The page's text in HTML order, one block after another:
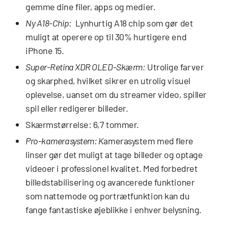
gemme dine filer, apps og medier.
Ny A18-Chip: Lynhurtig A18 chip som gør det
muligt at operere op til 30% hurtigere end
iPhone 15.
Super-Retina XDR OLED-Skærm: Utrolige farver
og skarphed, hvilket sikrer en utrolig visuel
oplevelse, uanset om du streamer video, spiller
spil eller redigerer billeder.
Skærmstørrelse: 6,7 tommer.
Pro-kamerasystem: Kamerasystem med flere
linser gør det muligt at tage billeder og optage
videoer i professionel kvalitet. Med forbedret
billedstabilisering og avancerede funktioner
som nattemode og portrætfunktion kan du
fange fantastiske øjeblikke i enhver belysning.